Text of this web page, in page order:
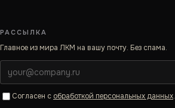
РАССЫЛКА
Главное из мира ЛКМ на вашу почту. Без спама.
Согласен с обработкой персональных данных.